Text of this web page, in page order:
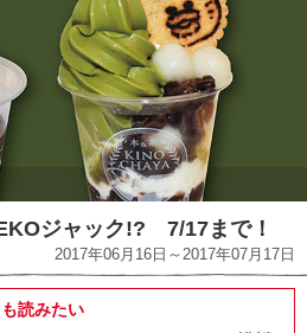
ジャック!? 7/17まで！
2017年06月16日～2017年07月17日
読みたい